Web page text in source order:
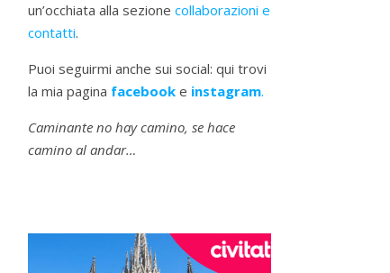
un’occhiata alla sezione collaborazioni e
contatti.
Puoi seguirmi anche sui social: qui trovi
la mia pagina facebook e instagram.
Caminante no hay camino, se hace
camino al andar…